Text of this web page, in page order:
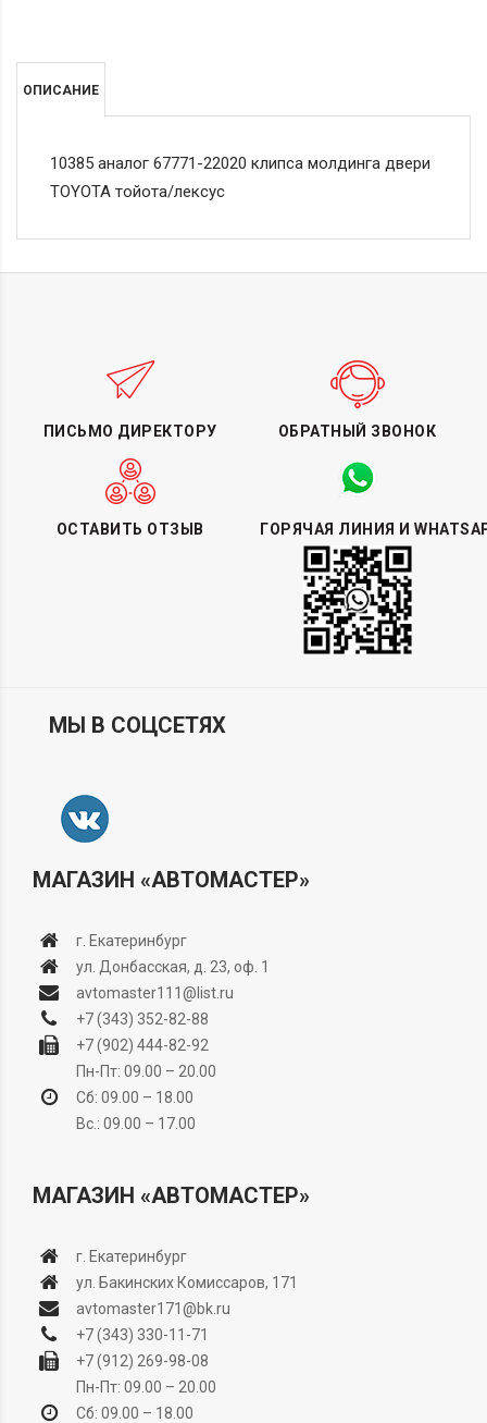
ОПИСАНИЕ
10385 аналог 67771-22020 клипса молдинга двери
TOYOTA тойота/лексус
ПИСЬМО ДИРЕКТОРУ ОБРАТНЫЙ ЗВОНОК
ОСТАВИТЬ ОТЗЫВ ГОРЯЧАЯ ЛИНИЯ И
МЫ В СОЦСЕТЯХ
МАГАЗИН «АВТОМАСТЕР»
г. Екатеринбург
ул. Донбасская, д. 23, оф. 1
avtomaster111@list.ru
+7 (343) 352-82-88
+7 (902) 444-82-92
Пн-Пт: 09.00 – 20.00
Сб: 09.00 – 18.00
Вс.: 09.00 – 17.00
МАГАЗИН «АВТОМАСТЕР»
г. Екатеринбург
ул. Бакинских Комиссаров, 171
avtomaster171@bk.ru
+7 (343) 330-11-71
+7 (912) 269-98-08
Пн-Пт: 09.00 – 20.00
Сб: 09.00 – 18.00